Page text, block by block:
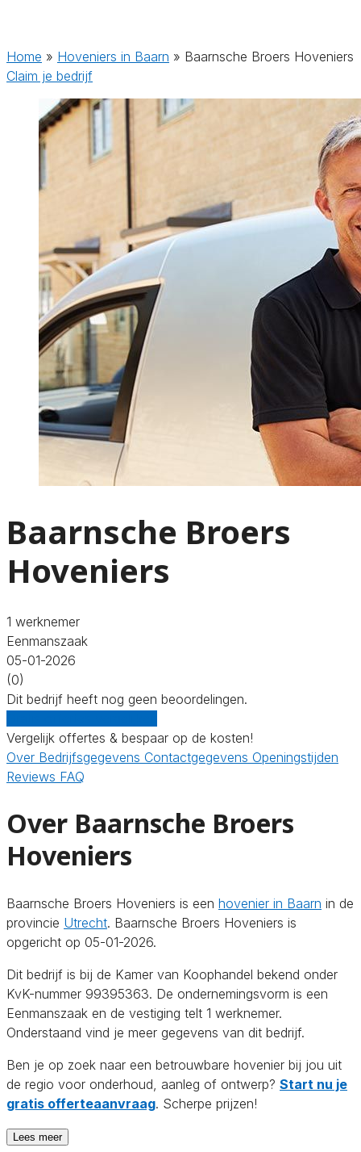
Home » Hoveniers in Baarn » Baarnsche Broers Hoveniers
Claim je bedrijf
Baarnsche Broers
Hoveniers
1 werknemer
Eenmanszaak
05-01-2026
(0)
Dit bedrijf heeft nog geen beoordelingen.
Vergelijk offertes & bespaar op de kosten!
Over Bedrijfsgegevens Contactgegevens Openingstijden
Reviews FAQ
Over Baarnsche Broers
Hoveniers
Baarnsche Broers Hoveniers is een hovenier in Baarn in de
provincie Utrecht. Baarnsche Broers Hoveniers is
opgericht op 05-01-2026.
Dit bedrijf is bij de Kamer van Koophandel bekend onder
KvK-nummer 99395363. De ondernemingsvorm is een
Eenmanszaak en de vestiging telt 1 werknemer.
Onderstaand vind je meer gegevens van dit bedrijf.
Ben je op zoek naar een betrouwbare hovenier bij jou uit
de regio voor onderhoud, aanleg of ontwerp? Start nu je
gratis offerteaanvraag. Scherpe prijzen!
Lees meer